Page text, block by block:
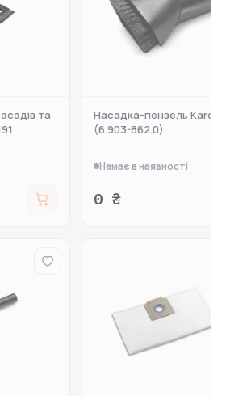
та
Насадка-пензель Karcher
(6.903-862.0)
Немає в наявності
0 ₴